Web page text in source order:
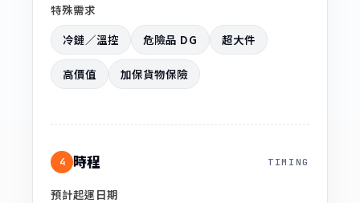
特殊需求
冷鏈／溫控
危險品 DG 超大件
高價值 加保貨物保險
4 時程 TIMING
預計起運日期